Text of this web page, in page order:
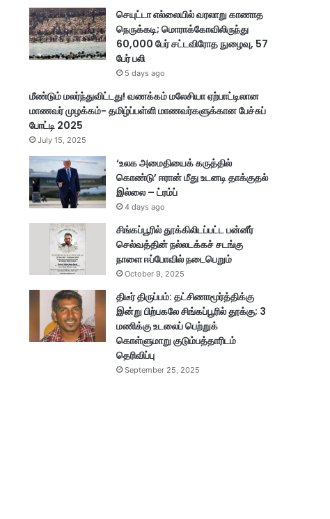
செயுட்டா எல்லையில் வரலாறு காணாத
நெருக்கடி; மொராக்கோவிலிருந்து
60,000 பேர் சட்டவிரோத நுழைவு, 57
பேர் பலி
5 days ago
மீண்டும் மலர்ந்துவிட்டது! வணக்கம் மலேசியா ஏற்பாட்டிலான
மாணவர் முழக்கம்- தமிழ்ப்பள்ளி மாணவர்களுக்கான பேச்சுப்
போட்டி 2025
July 15, 2025
‘உலக அமைதியைக் கருத்தில்
கொண்டு’ ஈரான் மீது உடனடி தாக்குதல்
இல்லை – ட்ரம்ப்
4 days ago
சிங்கப்பூரில் தூக்கிலிடப்பட்ட பன்னீர்
செல்வத்தின் நல்லடக்கச் சடங்கு
நாளை ஈப்போவில் நடைபெறும்
October 9, 2025
திடீர் திருப்பம்: தட்சிணாமூர்த்திக்கு
இன்று பிற்பகலே சிங்கப்பூரில் தூக்கு; 3
மணிக்கு உடலைப் பெற்றுக்
கொள்ளுமாறு குடும்பத்தாரிடம்
தெரிவிப்பு
September 25, 2025